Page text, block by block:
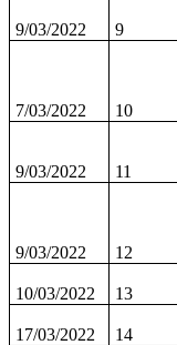
9/03/2022 9
7/03/2022 10
9/03/2022 11
9/03/2022 12
10/03/2022 13
17/03/2022 14